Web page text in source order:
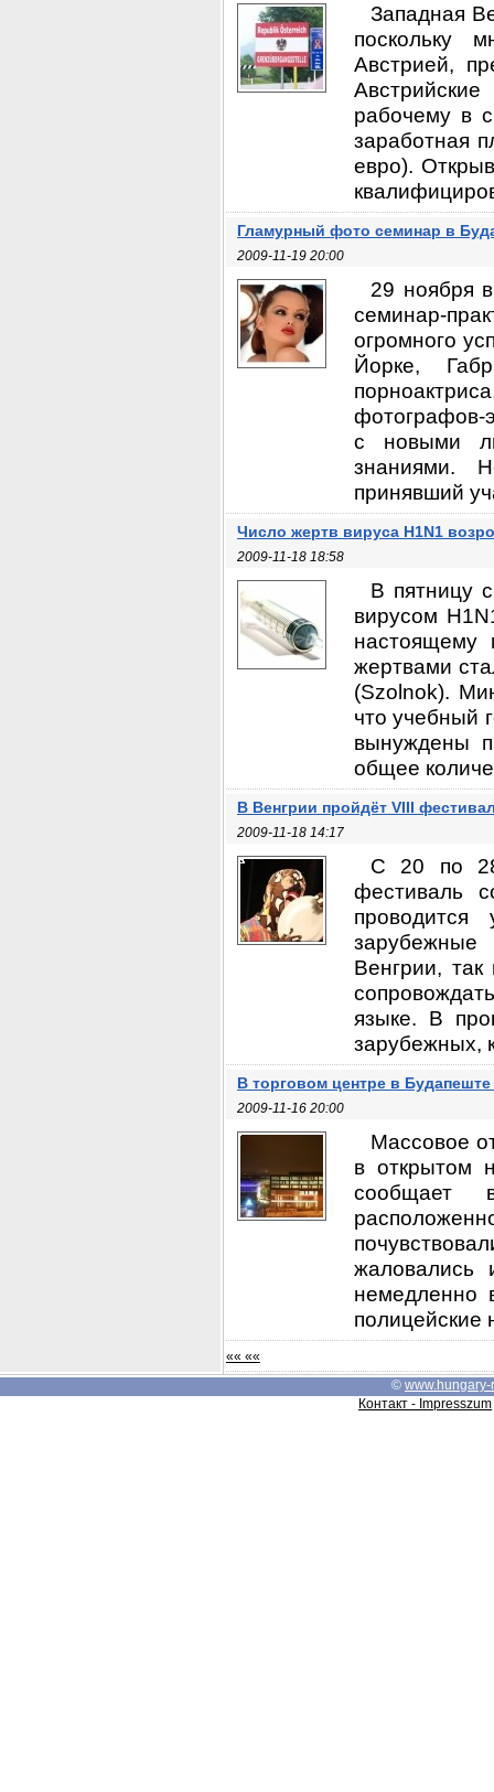
Западная
поскольку
Австрией,
рабочему в
заработная
евро).
Гламурный фото семинар в
2009-11-19 20:00
29 ноября
семинар-
огромного
Йорке,
фотографов-
с новыми
знаниями.
принявший
Число жертв вируса H1N1
2009-11-18 18:58
В пятницу
вирусом
настоящему
жертвами
(Szolnok).
что учебный
вынуждены
общее
В Венгрии пройдёт VIII
2009-11-18 14:17
С 20 по 28
фестиваль
зарубежные
Венгрии, так
языке. В
зарубежных,
В торговом центре в
2009-11-16 20:00
Массовое
в открытом
сообщает
жаловались
немедленно
полицейские
«« ««
© www.hungary-
Контакт - Impresszum